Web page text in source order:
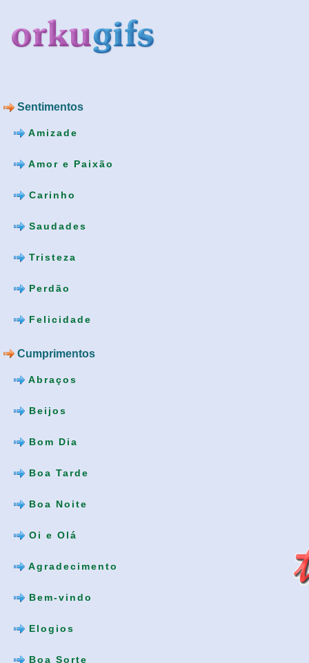
Sentimentos
Amizade
Amor e Paixão
Carinho
Saudades
Tristeza
Perdão
Felicidade
Cumprimentos
Abraços
Beijos
Bom Dia
Boa Tarde
Boa Noite
Oi e Olá
Agradecimento
Bem-vindo
Elogios
Boa Sorte